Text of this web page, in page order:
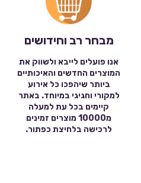
מבחר רב וחידושים
אנו פועלים לייבא ולשווק את
המוצרים החדשים והאיכותיים
ביותר שיהפכו כל אירוע
למקורי וחגיגי במיוחד. באתר
קיימים בכל עת למעלה
מ10000 מוצרים זמינים
לרכישה בלחיצת כפתור.